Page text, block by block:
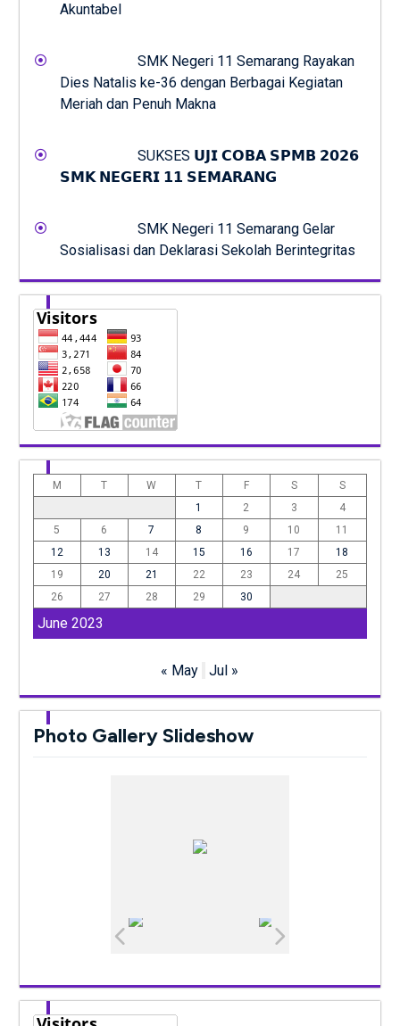
Akuntabel
SMK Negeri 11 Semarang Rayakan
Dies Natalis ke-36 dengan Berbagai Kegiatan
Meriah dan Penuh Makna
SUKSES 𝗨𝗝𝗜 𝗖𝗢𝗕𝗔 𝗦𝗣𝗠𝗕 𝟮𝟬𝟮𝟲
𝗦𝗠𝗞 𝗡𝗘𝗚𝗘𝗥𝗜 𝟭𝟭 𝗦𝗘𝗠𝗔𝗥𝗔𝗡𝗚
SMK Negeri 11 Semarang Gelar
Sosialisasi dan Deklarasi Sekolah Berintegritas
June 2023
M T W T F S
S
1
2 3
4
5
6 7 8 9 10
11
12
13 14 15 16 17
18
19
20 21 22 23 24
25
26
27 28 29 30
« May Jul »
Photo Gallery Slideshow